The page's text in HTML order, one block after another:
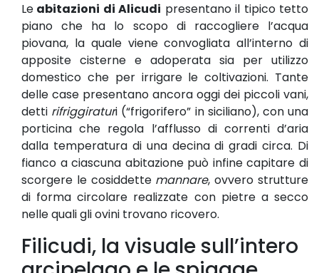
Le abitazioni di Alicudi presentano il tipico tetto
piano che ha lo scopo di raccogliere l’acqua
piovana, la quale viene convogliata all’interno di
apposite cisterne e adoperata sia per utilizzo
domestico che per irrigare le coltivazioni. Tante
delle case presentano ancora oggi dei piccoli vani,
detti rifriggiraturi (“frigorifero” in siciliano), con una
porticina che regola l’afflusso di correnti d’aria
dalla temperatura di una decina di gradi circa. Di
fianco a ciascuna abitazione può infine capitare di
scorgere le cosiddette mannare, ovvero strutture
di forma circolare realizzate con pietre a secco
nelle quali gli ovini trovano ricovero.
Filicudi, la visuale sull’intero